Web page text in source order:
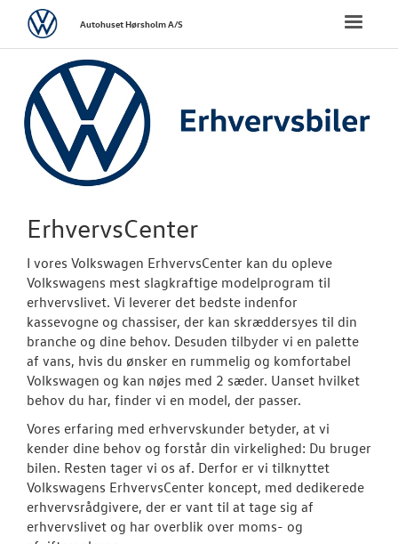
NYE
Finansiering
Modeller
Book en
Garanti
BRUGTE BILER
VÆRKSTED
Toggle
VolkswagenAutohuset Hørsholm A/S
ErhvervsCenter
I vores Volkswagen ErhvervsCenter kan du opleve
Volkswagens mest slagkraftige modelprogram til
erhvervslivet. Vi leverer det bedste indenfor
kassevogne og chassiser, der kan skræddersyes til din
branche og dine behov. Desuden tilbyder vi en palette
af vans, hvis du ønsker en rummelig og komfortabel
Volkswagen og kan nøjes med 2 sæder. Uanset hvilket
behov du har, finder vi en model, der passer.
Vores erfaring med erhvervskunder betyder, at vi
kender dine behov og forstår din virkelighed: Du bruger
bilen. Resten tager vi os af. Derfor er vi tilknyttet
Volkswagens ErhvervsCenter koncept, med dedikerede
erhvervsrådgivere, der er vant til at tage sig af
erhvervslivet og har overblik over moms- og